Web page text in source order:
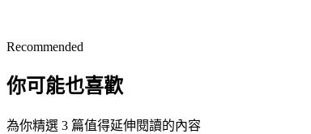
Recommended
你可能也喜歡
為你精選 3 篇值得延伸閱讀的內容